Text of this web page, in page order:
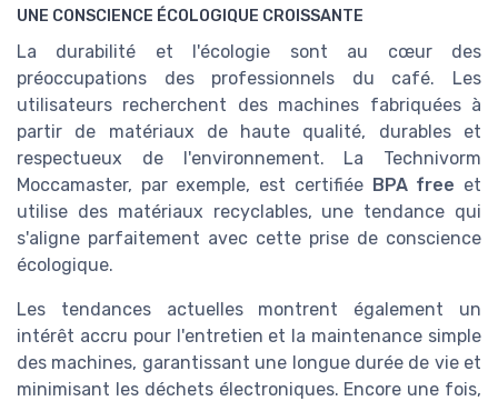
UNE CONSCIENCE ÉCOLOGIQUE CROISSANTE
La durabilité et l'écologie sont au cœur des
préoccupations des professionnels du café. Les
utilisateurs recherchent des machines fabriquées à
partir de matériaux de haute qualité, durables et
respectueux de l'environnement. La Technivorm
Moccamaster, par exemple, est certifiée BPA free et
utilise des matériaux recyclables, une tendance qui
s'aligne parfaitement avec cette prise de conscience
écologique.
Les tendances actuelles montrent également un
intérêt accru pour l'entretien et la maintenance simple
des machines, garantissant une longue durée de vie et
minimisant les déchets électroniques. Encore une fois,